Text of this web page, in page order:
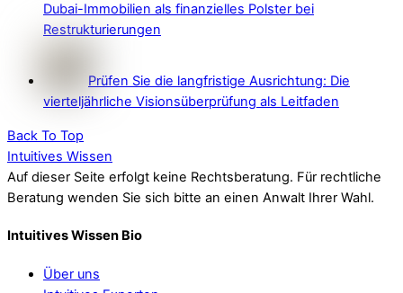
Dubai-Immobilien als finanzielles Polster bei
Restrukturierungen
Prüfen Sie die langfristige Ausrichtung: Die
vierteljährliche Visionsüberprüfung als Leitfaden
Back To Top
Intuitives Wissen
Auf dieser Seite erfolgt keine Rechtsberatung. Für rechtliche
Beratung wenden Sie sich bitte an einen Anwalt Ihrer Wahl.
Intuitives Wissen Bio
Über uns